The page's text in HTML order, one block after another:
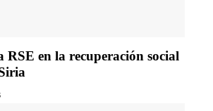
RSE en la recuperación social